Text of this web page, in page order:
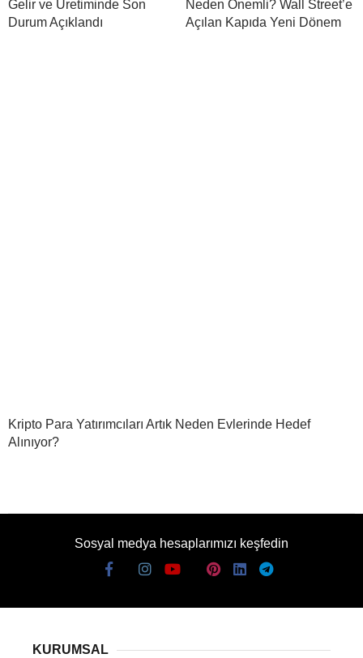
Gelir ve Üretiminde Son
Durum Açıklandı
Neden Önemli? Wall Street’e
Açılan Kapıda Yeni Dönem
Kripto Para Yatırımcıları Artık Neden Evlerinde Hedef
Alınıyor?
Sosyal medya hesaplarımızı keşfedin
KURUMSAL